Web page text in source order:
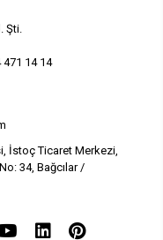
Şti.
471 14 14
İstoç Ticaret Merkezi,
34, Bağcılar /